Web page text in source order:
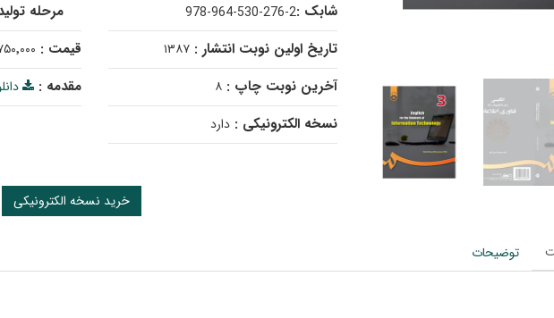
شابک :978-964-530-276-2
تاریخ اولین نوبت انتشار :۱۳۸۷
آخرین نوبت چاپ :۸
نسخه الکترونیکی :دارد
مرحله
قیمت : ۱٬۷۵۰٬۰۰۰
مقدمه :
خرید نسخه الکترونیکی
توضیحات